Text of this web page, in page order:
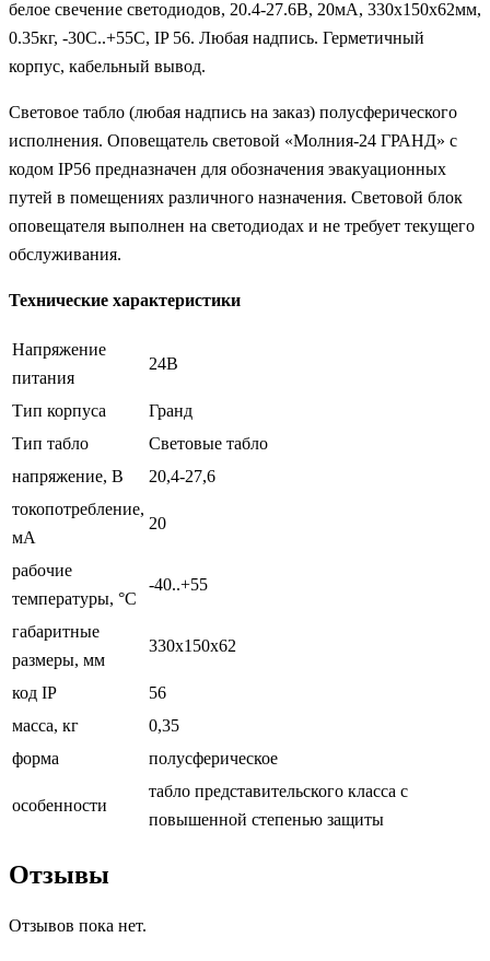
белое свечение светодиодов, 20.4-27.6В, 20мА, 330х150х62мм,
0.35кг, -30С..+55С, IP 56. Любая надпись. Герметичный
корпус, кабельный вывод.
Световое табло (любая надпись на заказ) полусферического
исполнения. Оповещатель световой «Молния-24 ГРАНД» с
кодом IP56 предназначен для обозначения эвакуационных
путей в помещениях различного назначения. Световой блок
оповещателя выполнен на светодиодах и не требует текущего
обслуживания.
Технические характеристики
Напряжение
питания
24В
Тип корпуса
Гранд
Тип табло
Световые табло
напряжение, В
20,4-27,6
токопотребление,
мА
20
рабочие
температуры, °С
-40..+55
габаритные
размеры, мм
330х150х62
код IP
56
масса, кг
0,35
форма
полусферическое
особенности
табло представительского класса с
повышенной степенью защиты
Отзывы
Отзывов пока нет.